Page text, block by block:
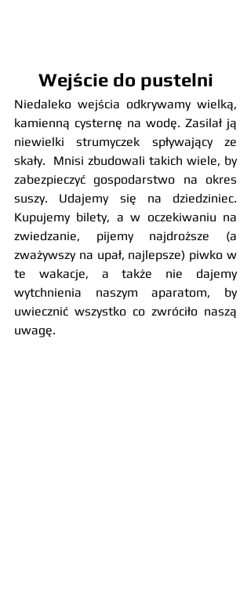
Wejście do pustelni
Niedaleko wejścia odkrywamy wielką,
kamienną cysternę na wodę. Zasilał ją
niewielki strumyczek spływający ze
skały.  Mnisi zbudowali takich wiele, by
zabezpieczyć gospodarstwo na okres
suszy. Udajemy się na dziedziniec.
Kupujemy bilety, a w oczekiwaniu na
zwiedzanie, pijemy najdroższe (a
zważywszy na upał, najlepsze) piwko w
te wakacje, a także nie dajemy
wytchnienia naszym aparatom, by
uwiecznić wszystko co zwróciło naszą
uwagę.